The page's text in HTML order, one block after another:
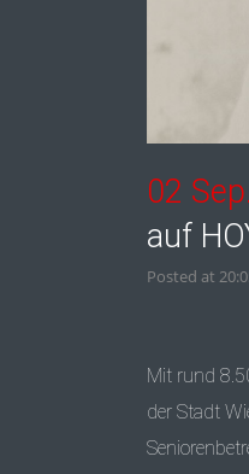
02
auf
Posted at
Mit rund
der Stadt